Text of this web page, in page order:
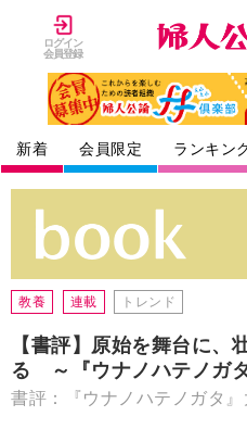
ログイン
会員登録
新着 会員限定 ランキン
教養 連載 トレンド
【書評】原始を舞台に、
る ～『ウナノハテノガタ
書評：『ウナノハテノガタ